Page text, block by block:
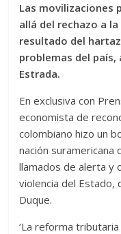
Las movilizaciones
allá del rechazo a
resultado del
problemas del país,
Estrada.
En exclusiva con
economista de
colombiano hizo un
nación suramericana
llamados de alerta y
violencia del Estado,
Duque.
‘La reforma